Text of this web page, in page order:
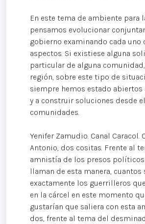
En este tema de ambiente para
pensamos evolucionar
gobierno examinando cada uno
aspectos. Si existiese alguna
particular de alguna
región, sobre este tipo de
siempre hemos estado abiertos
y a construir soluciones desde
comunidades.
Yenifer Zamudio. Canal Caracol.
Antonio, dos cositas. Frente al
amnistía de los presos
llaman de esta manera, cuantos
exactamente los guerrilleros
en la cárcel en este momento
gustarían que saliera con esta
dos, frente al tema del